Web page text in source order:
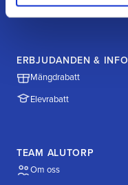
Policy & cookies
ERBJUDANDEN & INFO
Mängdrabatt
Elevrabatt
TEAM ALUTORP
Om oss